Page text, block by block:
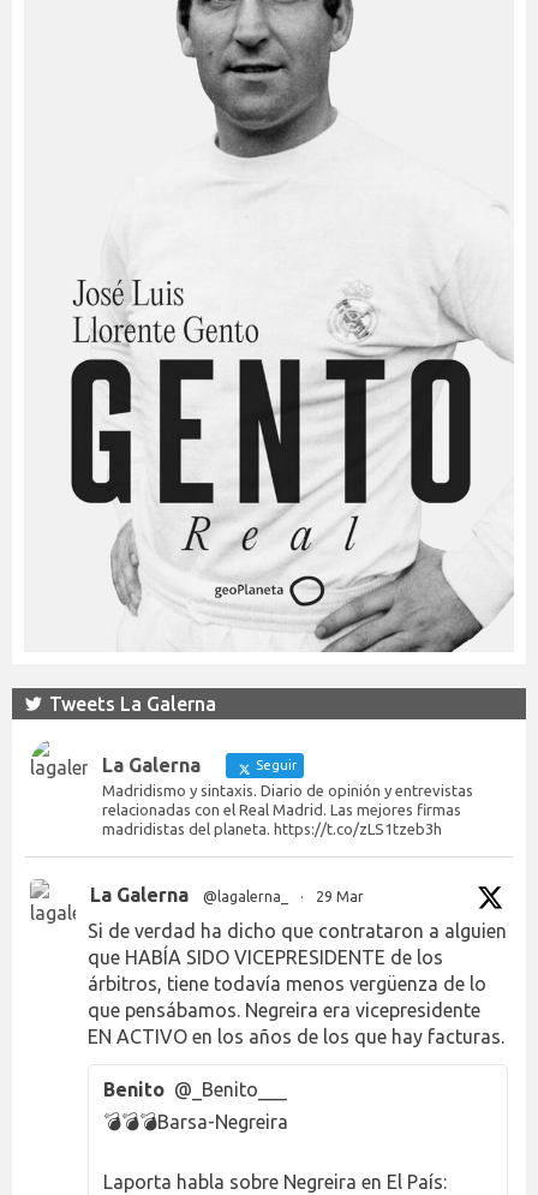
Tweets La Galerna
La Galerna Seguir
Madridismo y sintaxis. Diario de opinión y entrevistas
relacionadas con el Real Madrid. Las mejores firmas
madridistas del planeta. https://t.co/zLS1tzeb3h
La Galerna @lagalerna_ · 29 Mar
Si de verdad ha dicho que contrataron a alguien
que HABÍA SIDO VICEPRESIDENTE de los
árbitros, tiene todavía menos vergüenza de lo
que pensábamos. Negreira era vicepresidente
EN ACTIVO en los años de los que hay facturas.
Benito @_Benito___
💣💣💣Barsa-Negreira
Laporta habla sobre Negreira en El País: